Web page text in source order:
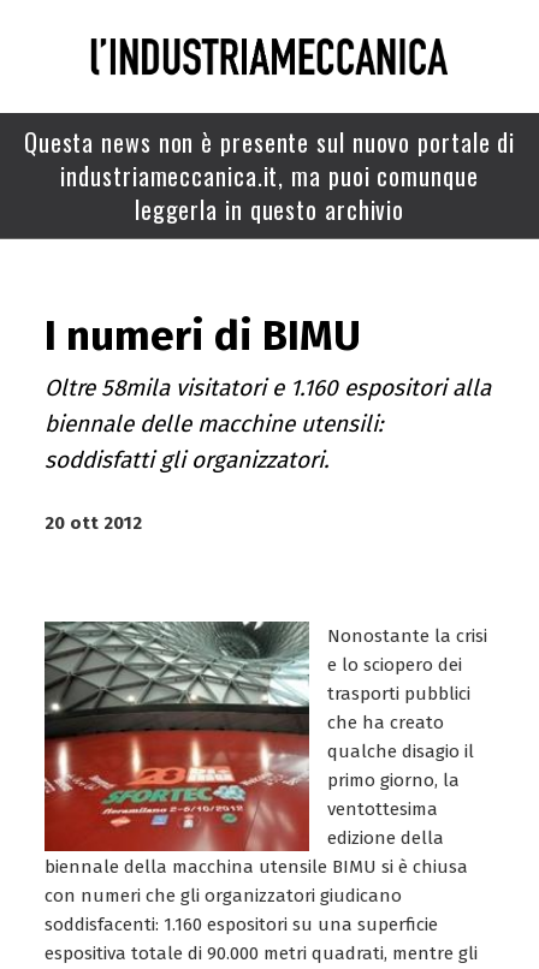
Questa news non è presente sul nuovo portale di
industriameccanica.it, ma puoi comunque
leggerla in questo archivio
I numeri di BIMU
Oltre 58mila visitatori e 1.160 espositori alla
biennale delle macchine utensili:
soddisfatti gli organizzatori.
20 ott 2012
Nonostante la crisi
e lo sciopero dei
trasporti pubblici
che ha creato
qualche disagio il
primo giorno, la
ventottesima
edizione della
biennale della macchina utensile BIMU si è chiusa
con numeri che gli organizzatori giudicano
soddisfacenti: 1.160 espositori su una superficie
espositiva totale di 90.000 metri quadrati, mentre gli